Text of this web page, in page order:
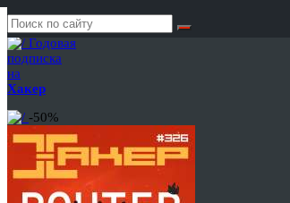
Годовая
подписка
на
Хакер
-50%